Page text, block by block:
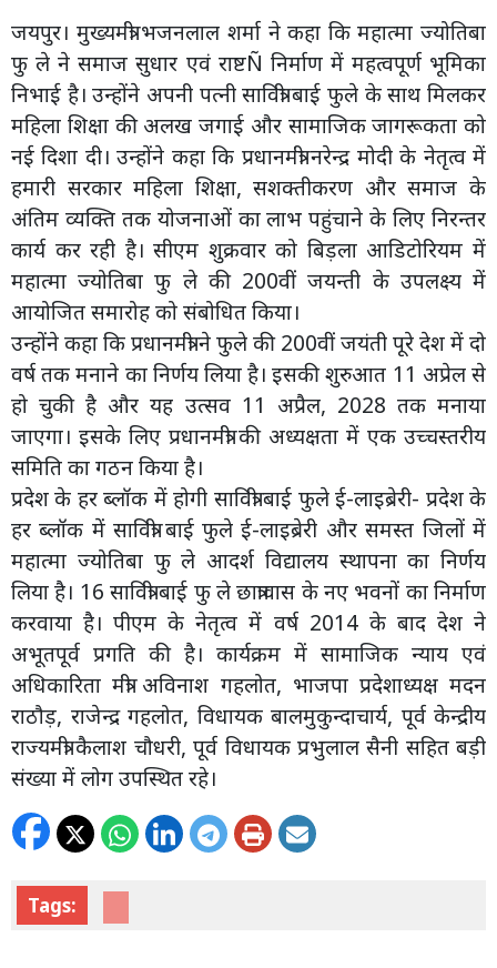
जयपुर। मुख्यमंत्री भजनलाल शर्मा ने कहा कि महात्मा ज्योतिबा
फु ले ने समाज सुधार एवं राष्टÑ निर्माण में महत्वपूर्ण भूमिका
निभाई है। उन्होंने अपनी पत्नी सावित्री बाई फुले के साथ मिलकर
महिला शिक्षा की अलख जगाई और सामाजिक जागरूकता को
नई दिशा दी। उन्होंने कहा कि प्रधानमंत्री नरेन्द्र मोदी के नेतृत्व में
हमारी सरकार महिला शिक्षा, सशक्तीकरण और समाज के
अंतिम व्यक्ति तक योजनाओं का लाभ पहुंचाने के लिए निरन्तर
कार्य कर रही है। सीएम शुक्रवार को बिड़ला आडिटोरियम में
महात्मा ज्योतिबा फु ले की 200वीं जयन्ती के उपलक्ष्य में
आयोजित समारोह को संबोधित किया।
उन्होंने कहा कि प्रधानमंत्री ने फुले की 200वीं जयंती पूरे देश में दो
वर्ष तक मनाने का निर्णय लिया है। इसकी शुरुआत 11 अप्रेल से
हो चुकी है और यह उत्सव 11 अप्रैल, 2028 तक मनाया
जाएगा। इसके लिए प्रधानमंत्री की अध्यक्षता में एक उच्चस्तरीय
समिति का गठन किया है।
प्रदेश के हर ब्लॉक में होगी सावित्री बाई फुले ई-लाइब्रेरी- प्रदेश के
हर ब्लॉक में सावित्री बाई फुले ई-लाइब्रेरी और समस्त जिलों में
महात्मा ज्योतिबा फु ले आदर्श विद्यालय स्थापना का निर्णय
लिया है। 16 सावित्री बाई फु ले छात्रावास के नए भवनों का निर्माण
करवाया है। पीएम के नेतृत्व में वर्ष 2014 के बाद देश ने
अभूतपूर्व प्रगति की है। कार्यक्रम में सामाजिक न्याय एवं
अधिकारिता मंत्री अविनाश गहलोत, भाजपा प्रदेशाध्यक्ष मदन
राठौड़, राजेन्द्र गहलोत, विधायक बालमुकुन्दाचार्य, पूर्व केन्द्रीय
राज्यमंत्री कैलाश चौधरी, पूर्व विधायक प्रभुलाल सैनी सहित बड़ी
संख्या में लोग उपस्थित रहे।
Tags: